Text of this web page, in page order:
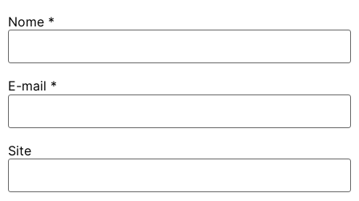
Nome *
E-mail *
Site